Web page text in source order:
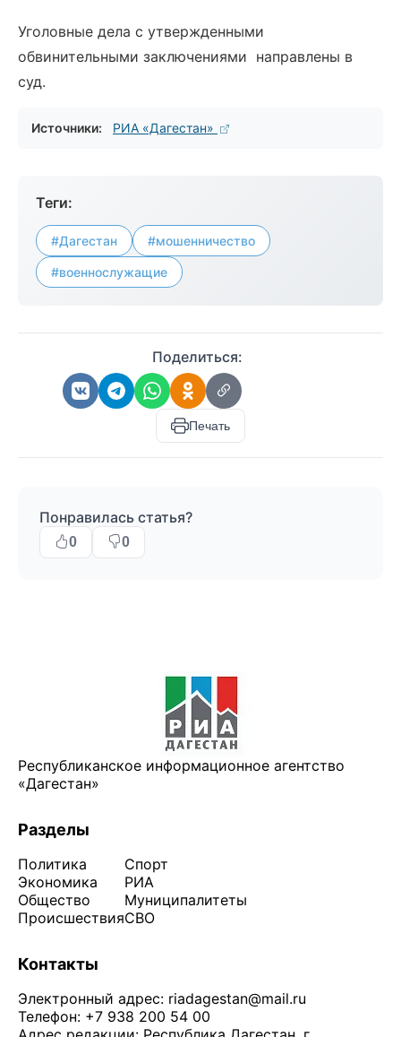
Уголовные дела с утвержденными
обвинительными заключениями направлены в
суд.
Источники: РИА «Дагестан»
Теги:
#Дагестан #мошенничество
#военнослужащие
Поделиться:
Печать
Понравилась статья?
0 0
Республиканское информационное агентство
«Дагестан»
Разделы
Политика
Экономика
Общество
Происшествия
Спорт
РИА
Муниципалитеты
СВО
Контакты
Электронный адрес: riadagestan@mail.ru
Телефон: +7 938 200 54 00